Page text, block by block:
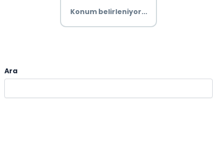
Konum belirleniyor...
Ara